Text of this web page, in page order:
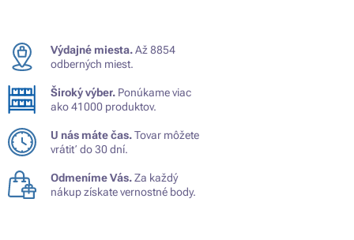
Výdajné miesta.Až 8854
odberných miest.
Široký výber. Ponúkame viac
ako 41000 produktov.
U nás máte čas.Tovar môžete
vrátiť do 30 dní.
Odmeníme Vás.Za každý
nákup získate vernostné body.